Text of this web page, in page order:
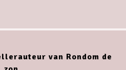
van Rondom de